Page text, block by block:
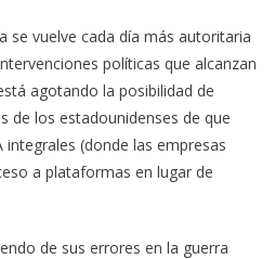
se vuelve cada día más autoritaria
políticas que alcanzan
agotando la posibilidad de
de los estadounidenses de que
(donde las empresas
a plataformas en lugar de
de sus errores en la guerra